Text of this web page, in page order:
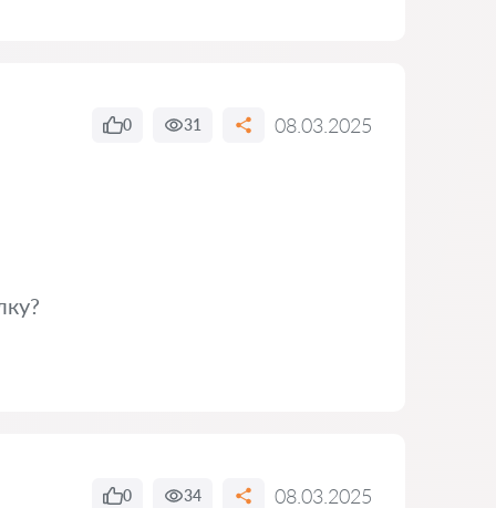
0 31 08.03.2025
0 34 08.03.2025